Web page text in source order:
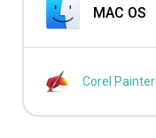
MAC OS
Corel Painter